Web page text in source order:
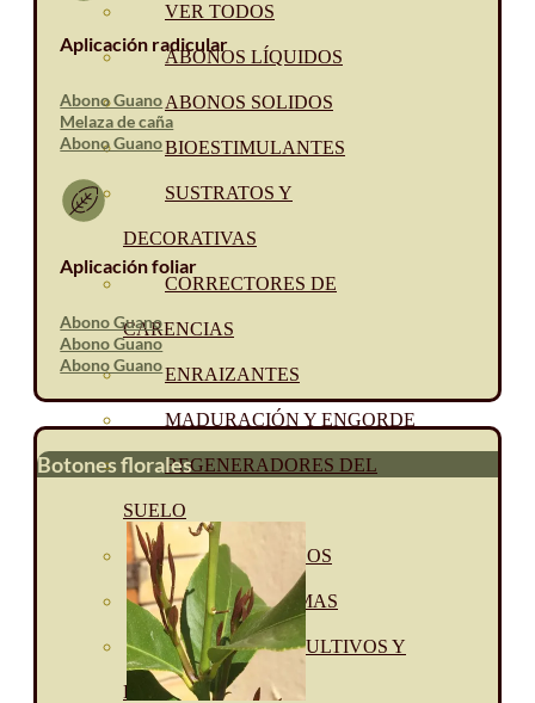
VER TODOS
ABONOS LÍQUIDOS
ABONOS SOLIDOS
BIOESTIMULANTES
SUSTRATOS Y
DECORATIVAS
CORRECTORES DE
CARENCIAS
ENRAIZANTES
MADURACIÓN Y ENGORDE
REGENERADORES DEL
SUELO
ÁCIDOS HÚMICOS
MATERIAS PRIMAS
PROTECCIÓN CULTIVOS Y
PLANTAS
Aplicación radicular
Abono Guano
Melaza de caña
Abono Guano
Aplicación foliar
Abono Guano
Abono Guano
Abono Guano
Botones florales